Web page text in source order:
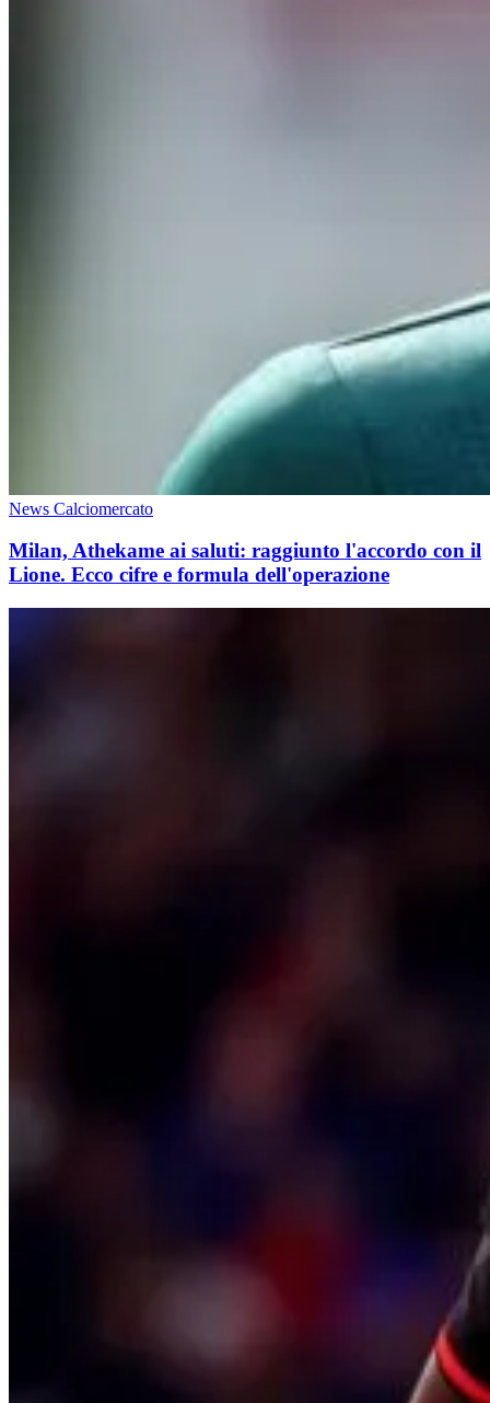
News Calciomercato
Milan, Athekame ai saluti: raggiunto l'accordo con il
Lione. Ecco cifre e formula dell'operazione